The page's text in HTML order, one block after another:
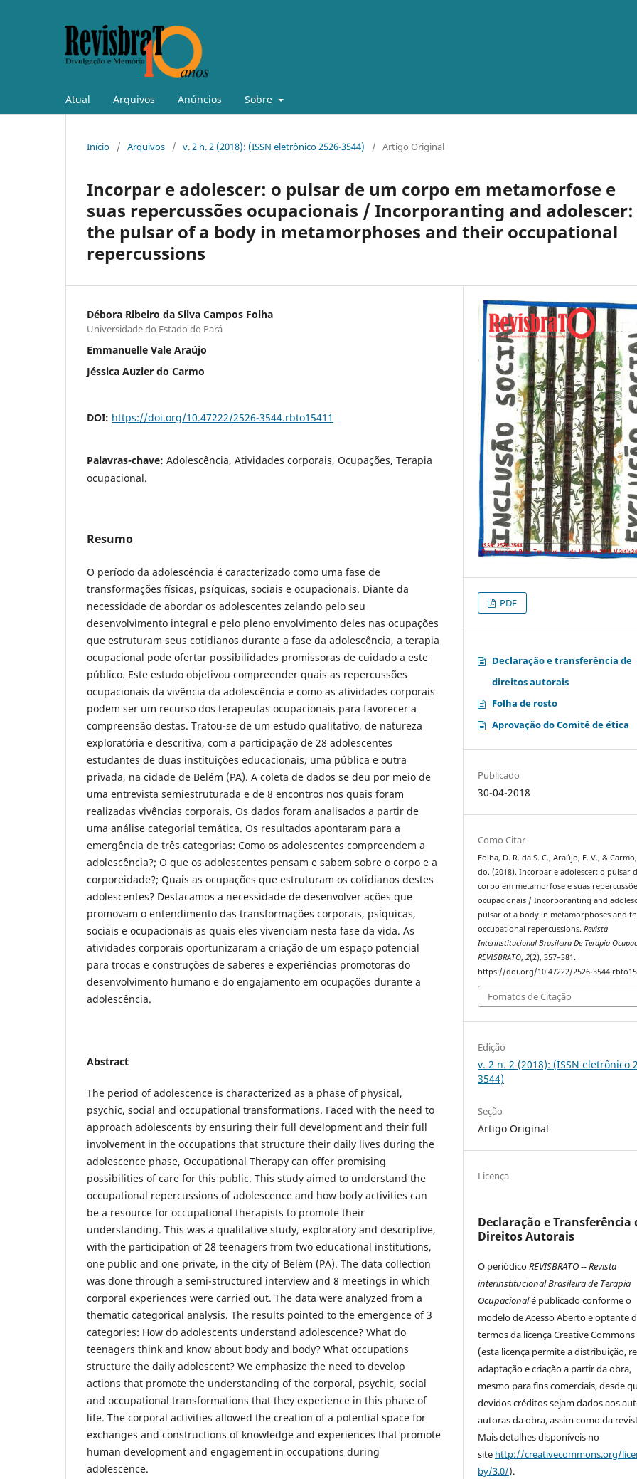
Atual Arquivos Anúncios Sobre
Início / Arquivos / v. 2 n. 2 (2018): (ISSN eletrônico 2526-3544) / Artigo Original
Incorpar e adolescer: o pulsar de um corpo em metamorfose e
suas repercussões ocupacionais / Incorporanting and adolescer:
the pulsar of a body in metamorphoses and their occupational
repercussions
Débora Ribeiro da Silva Campos Folha
Universidade do Estado do Pará
Emmanuelle Vale Araújo
Jéssica Auzier do Carmo
DOI: https://doi.org/10.47222/2526-3544.rbto15411
Palavras-chave: Adolescência, Atividades corporais, Ocupações, Terapia
ocupacional.
Resumo
O período da adolescência é caracterizado como uma fase de
transformações físicas, psíquicas, sociais e ocupacionais. Diante da
necessidade de abordar os adolescentes zelando pelo seu
desenvolvimento integral e pelo pleno envolvimento deles nas ocupações
que estruturam seus cotidianos durante a fase da adolescência, a terapia
ocupacional pode ofertar possibilidades promissoras de cuidado a este
público. Este estudo objetivou compreender quais as repercussões
ocupacionais da vivência da adolescência e como as atividades corporais
podem ser um recurso dos terapeutas ocupacionais para favorecer a
compreensão destas. Tratou-se de um estudo qualitativo, de natureza
exploratória e descritiva, com a participação de 28 adolescentes
estudantes de duas instituições educacionais, uma pública e outra
privada, na cidade de Belém (PA). A coleta de dados se deu por meio de
uma entrevista semiestruturada e de 8 encontros nos quais foram
realizadas vivências corporais. Os dados foram analisados a partir de
uma análise categorial temática. Os resultados apontaram para a
emergência de três categorias: Como os adolescentes compreendem a
adolescência?; O que os adolescentes pensam e sabem sobre o corpo e a
corporeidade?; Quais as ocupações que estruturam os cotidianos destes
adolescentes? Destacamos a necessidade de desenvolver ações que
promovam o entendimento das transformações corporais, psíquicas,
sociais e ocupacionais as quais eles vivenciam nesta fase da vida. As
atividades corporais oportunizaram a criação de um espaço potencial
para trocas e construções de saberes e experiências promotoras do
desenvolvimento humano e do engajamento em ocupações durante a
adolescência.
Abstract
The period of adolescence is characterized as a phase of physical,
psychic, social and occupational transformations. Faced with the need to
approach adolescents by ensuring their full development and their full
involvement in the occupations that structure their daily lives during the
adolescence phase, Occupational Therapy can offer promising
possibilities of care for this public. This study aimed to understand the
occupational repercussions of adolescence and how body activities can
be a resource for occupational therapists to promote their
understanding. This was a qualitative study, exploratory and descriptive,
with the participation of 28 teenagers from two educational institutions,
one public and one private, in the city of Belém (PA). The data collection
was done through a semi-structured interview and 8 meetings in which
corporal experiences were carried out. The data were analyzed from a
thematic categorical analysis. The results pointed to the emergence of 3
categories: How do adolescents understand adolescence? What do
teenagers think and know about body and body? What occupations
structure the daily adolescent? We emphasize the need to develop
actions that promote the understanding of the corporal, psychic, social
and occupational transformations that they experience in this phase of
life. The corporal activities allowed the creation of a potential space for
exchanges and constructions of knowledge and experiences that promote
human development and engagement in occupations during
adolescence.
PDF
Declaração e transferência de
direitos autorais
Folha de rosto
Aprovação do Comitê de ética
Publicado
30-04-2018
Como Citar
Folha, D. R. da S. C., Araújo, E. V., & Carmo,
do. (2018). Incorpar e adolescer: o pulsar
corpo em metamorfose e suas
ocupacionais / Incorporanting and
pulsar of a body in metamorphoses and
occupational repercussions.Revista
Interinstitucional Brasileira De Terapia
REVISBRATO,2(2), 357–381.
https://doi.org/10.47222/2526-
Fomatos de Citação
Edição
v. 2 n. 2 (2018): (ISSN eletrônico
3544)
Seção
Artigo Original
Licença
Declaração e Transferência
Direitos Autorais
O periódicoREVISBRATO -- Revista
interinstitucional Brasileira de Terapia
Ocupacionalé publicado conforme o
modelo de Acesso Aberto e optante
termos da licença Creative Commons
(esta licença permite a distribuição,
adaptação e criação a partir da obra,
mesmo para fins comerciais, desde
devidos créditos sejam dados aos
autoras da obra, assim como da
Mais detalhes disponíveis no
site http://creativecommons.org/
by/3.0/).